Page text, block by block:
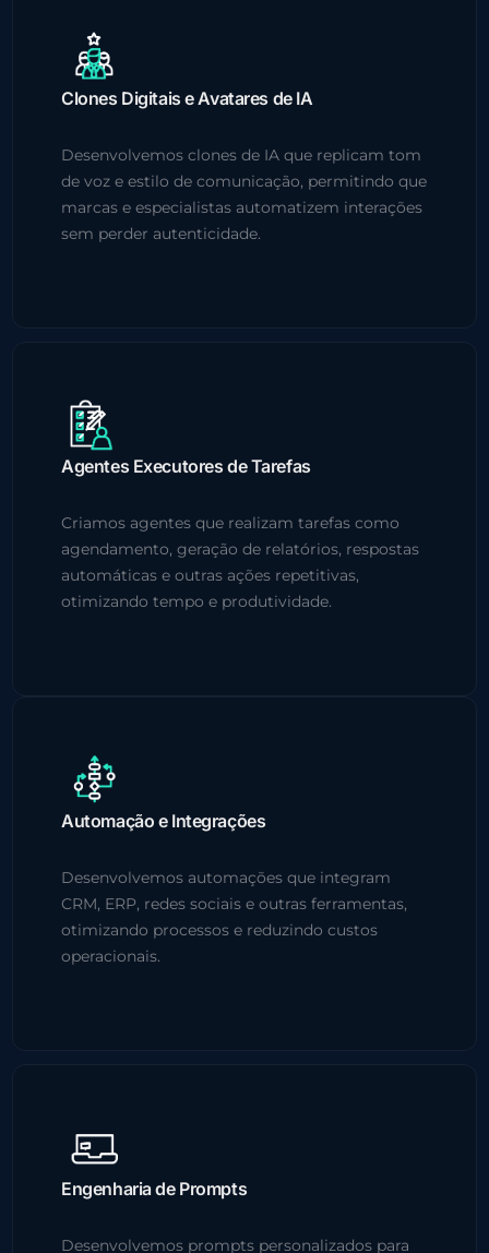
Clones Digitais e Avatares de IA
Desenvolvemos clones de IA que replicam tom
de voz e estilo de comunicação, permitindo que
marcas e especialistas automatizem interações
sem perder autenticidade.
Agentes Executores de Tarefas
Criamos agentes que realizam tarefas como
agendamento, geração de relatórios, respostas
automáticas e outras ações repetitivas,
otimizando tempo e produtividade.
Automação e Integrações
Desenvolvemos automações que integram
CRM, ERP, redes sociais e outras ferramentas,
otimizando processos e reduzindo custos
operacionais.
Engenharia de Prompts
Desenvolvemos prompts personalizados para